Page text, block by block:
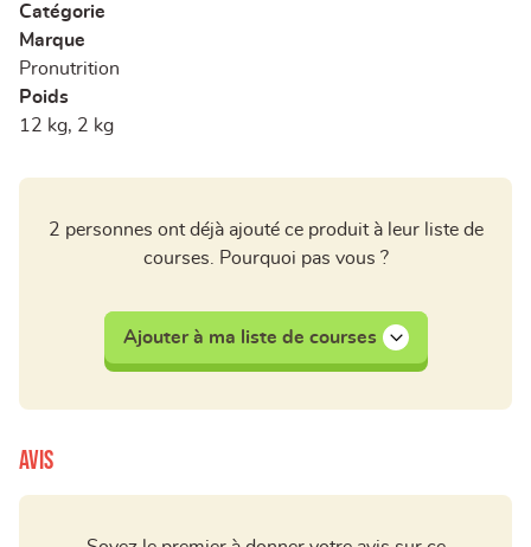
Catégorie
Marque
Pronutrition
Poids
12 kg, 2 kg
2 personnes ont déjà ajouté ce produit à leur liste de
courses. Pourquoi pas vous ?
Ajouter à ma liste de courses
Avis